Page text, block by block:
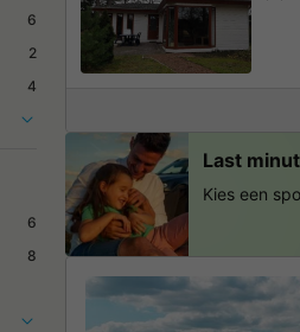
6
2
4
6
8
Last
Kies een